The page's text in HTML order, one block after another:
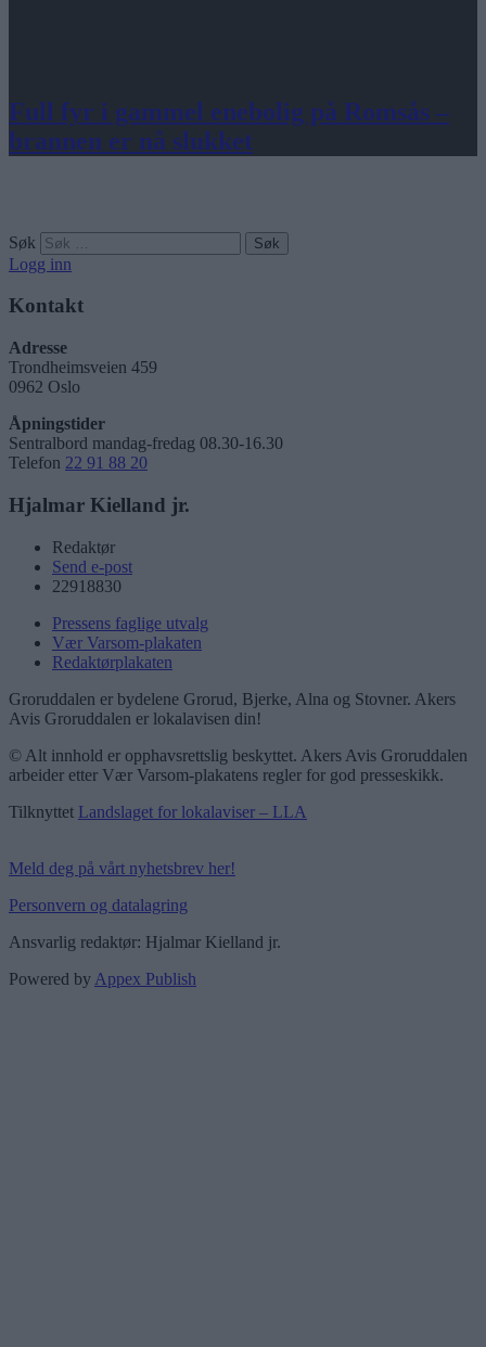
Full fyr i gammel enebolig på Romsås –
brannen er nå slukket
Søk
Logg inn
Kontakt
Adresse
Trondheimsveien 459
0962 Oslo
Åpningstider
Sentralbord mandag-fredag 08.30-16.30
Telefon 22 91 88 20
Hjalmar Kielland jr.
Redaktør
Send e-post
22918830
Pressens faglige utvalg
Vær Varsom-plakaten
Redaktørplakaten
Groruddalen er bydelene Grorud, Bjerke, Alna og Stovner. Akers
Avis Groruddalen er lokalavisen din!
© Alt innhold er opphavsrettslig beskyttet. Akers Avis Groruddalen
arbeider etter Vær Varsom-plakatens regler for god presseskikk.
Tilknyttet Landslaget for lokalaviser – LLA
Meld deg på vårt nyhetsbrev her!
Personvern og datalagring
Ansvarlig redaktør: Hjalmar Kielland jr.
Powered by Appex Publish